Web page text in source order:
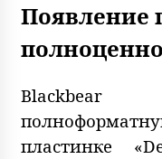
Появление
пластинке